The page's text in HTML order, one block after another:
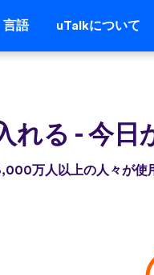
言語 uTalkについて
れる - 今日
万人以上の人々が使